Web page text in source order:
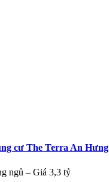
cư The Terra An Hưng
ngủ – Giá 3,3 tỷ